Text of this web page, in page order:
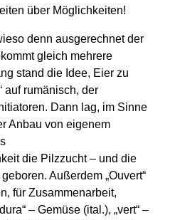
über Möglichkeiten!
denn ausgerechnet der
gleich mehrere
stand die Idee, Eier zu
auf rumänisch, der
Dann lag, im Sinne
Anbau von eigenem
die Pilzzucht – und die
Außerdem „Ouvert“
für Zusammenarbeit,
– Gemüse (ital.), „vert“ –